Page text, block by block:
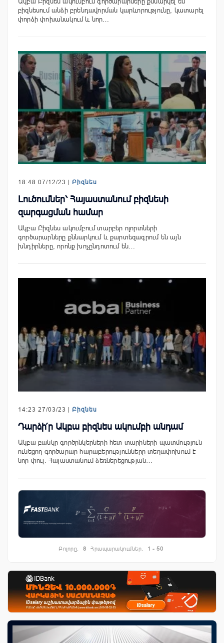
բիզնեսում անձի բրենդավորման կարևորությունը, կատարել
փորձի փոխանակում և նոր…
18:48 07/12/23 | Բիզնես
Լուծումներ՝ Հայաստանում բիզնեսի
զարգացման համար
Ակբա Բիզնես ակումբում տարբեր ոլորտների
գործարարները քննարկում և քարտեզագրում են այն
խնդիրները, որոնք խոչընդոտում են…
14:23 27/03/23 | Բիզնես
Դարձի՛ր Ակբա բիզնես ակումբի անդամ
Ակբա բանկը գործընկերների հետ տարիների պատմություն
ունեցող գործարար հարաբերությունները տեղափոխում է
նոր փուլ. Հայաստանում ձեռներեցության…
Բոլորը. 8 Հրապարակումներ. 1 - 50